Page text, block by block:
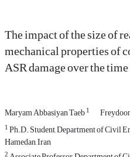
The impact of the size of
mechanical properties of
ASR damage over the time
Maryam Abbasiyan Taeb1
1Ph.D. Student, Department of Civil
Hamedan, Iran